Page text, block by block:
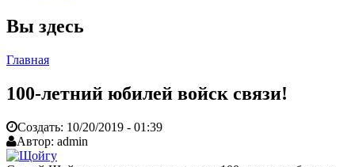
Вы здесь
Главная
100-летний юбилей войск связи!
Создать: 10/20/2019 - 01:39
Автор: admin